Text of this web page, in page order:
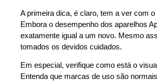
A primeira dica, é claro, tem a ver com
Embora o desempenho dos aparelhos
exatamente igual a um novo. Mesmo
tomados os devidos cuidados.
Em especial, verifique como está o
Entenda que marcas de uso são